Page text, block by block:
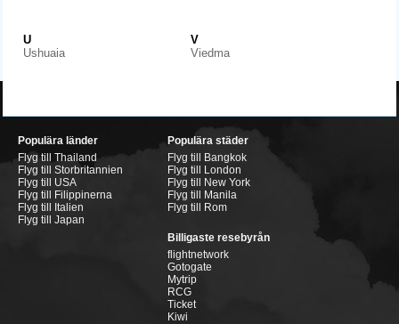
U
Ushuaia
V
Viedma
Populära länder
Flyg till Thailand
Flyg till Storbritannien
Flyg till USA
Flyg till Filippinerna
Flyg till Italien
Flyg till Japan
Populära städer
Flyg till Bangkok
Flyg till London
Flyg till New York
Flyg till Manila
Flyg till Rom
Billigaste resebyrån
flightnetwork
Gotogate
Mytrip
RCG
Ticket
Kiwi